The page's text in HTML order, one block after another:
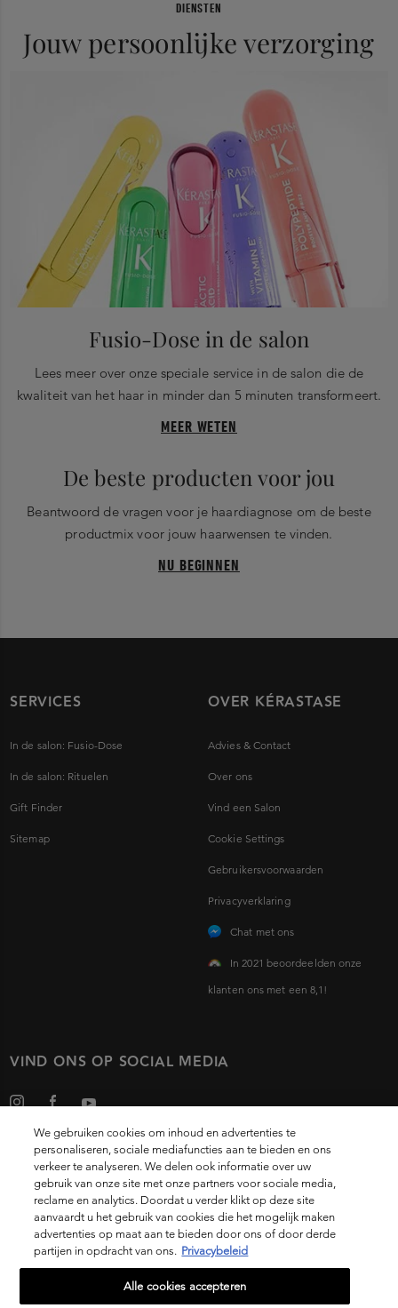
1,3-OCTADECANEDIOL - SODIUM HYDROXIDE - CITRIC ACID -
DIENSTEN
Jouw persoonlijke verzorging
Fusio-Dose in de salon
Lees meer over onze speciale service in de salon die de
kwaliteit van het haar in minder dan 5 minuten transformeert.
MEER WETEN
De beste producten voor jou
Beantwoord de vragen voor je haardiagnose om de beste
productmix voor jouw haarwensen te vinden.
NU BEGINNEN
SERVICES
In de salon: Fusio-Dose
In de salon: Rituelen
Gift Finder
Sitemap
OVER KÉRASTASE
Advies & Contact
Over ons
Vind een Salon
Cookie Settings
Gebruikersvoorwaarden
Privacyverklaring
Chat met ons
In 2021 beoordeelden onze
klanten ons met een 8,1!
VIND ONS OP SOCIAL MEDIA
Choose your country
14, rue Royale 75008 PARIS
We gebruiken cookies om inhoud en advertenties te
personaliseren, sociale mediafuncties aan te bieden en ons
verkeer te analyseren. We delen ook informatie over uw
gebruik van onze site met onze partners voor sociale media,
reclame en analytics. Doordat u verder klikt op deze site
aanvaardt u het gebruik van cookies die het mogelijk maken
advertenties op maat aan te bieden door ons of door derde
partijen in opdracht van ons. Privacybeleid
Alle cookies accepteren